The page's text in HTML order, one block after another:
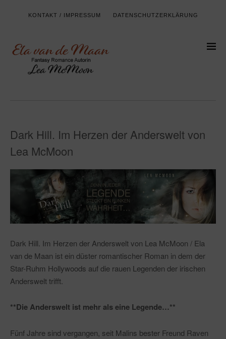
KONTAKT / IMPRESSUM DATENSCHUTZERKLÄRUNG
Dark Hill. Im Herzen der Anderswelt von
Lea McMoon
Dark Hill. Im Herzen der Anderswelt von Lea McMoon / Ela
van de Maan ist ein düster romantischer Roman in dem der
Star-Ruhm Hollywoods auf die rauen Legenden der irischen
Anderswelt trifft.
**Die Anderswelt ist mehr als eine Legende…**
Fünf Jahre sind vergangen, seit Malins bester Freund Raven